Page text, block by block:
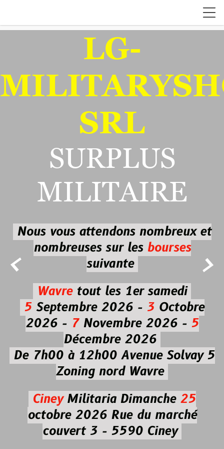
 
LG-
SRL
SURPLUS
MILITAIRE
Nous vous attendons nombreux et
nombreuses sur les bourses
suivante
Wavretout les 1er samedi
5Septembre 2026 - 3Octobre
2026 -7Novembre 2026 - 5
Décembre 2026
De 7h00 à 12h00 Avenue Solvay 5
Zoning nord Wavre
CineyMilitaria Dimanche 25
octobre 2026Rue du marché
couvert 3 - 5590 Ciney